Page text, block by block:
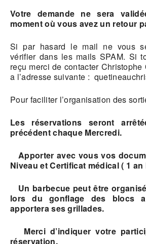
Votre demande ne sera
moment où vous avez un retour
Si par hasard le mail ne vous
vérifier dans les mails SPAM. Si
reçu merci de contacter
a l’adresse suivante :
Pour faciliter l’organisation des
Les réservations seront
précédent chaque Mercredi.
Apporter avec vous vos
Niveau et Certificat médical ( 1 an
Un barbecue peut être
lors du gonflage des blocs
apportera ses grillades.
Merci d’indiquer votre
réservation.